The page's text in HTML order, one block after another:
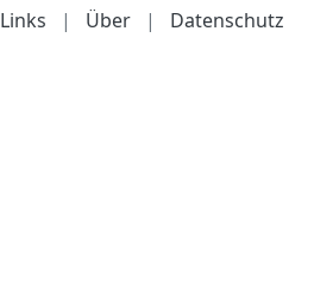
Links | Über | Datenschutz